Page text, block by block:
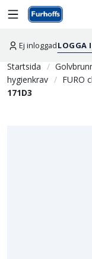
Ej inloggadLOGGA
Startsida
hygienkrav
FURO
171D3